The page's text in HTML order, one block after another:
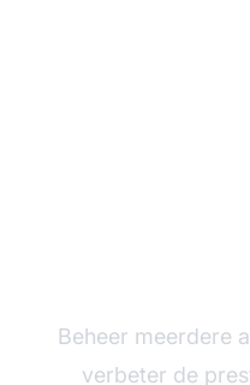
Beheer meerdere
verbeter de